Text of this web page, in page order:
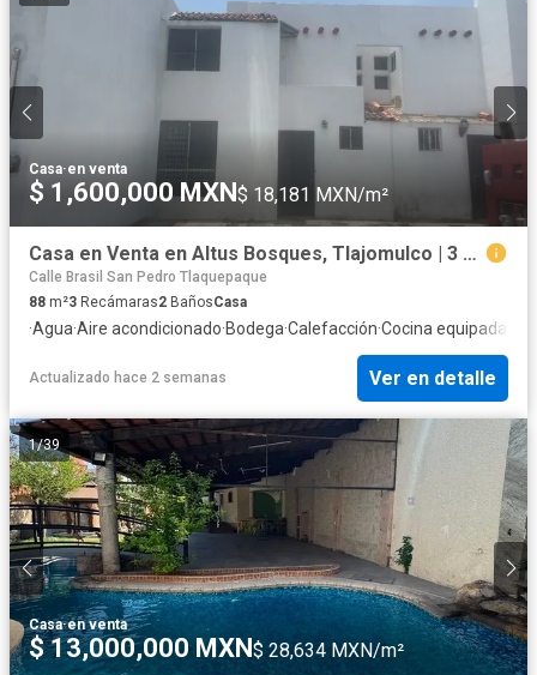
Casa·en venta
$ 1,600,000 MXN $ 18,181 MXN/m²
Casa en Venta en Altus Bosques, Tlajomulco | 3 Recámaras, Áreas Verdes y Seguridad
Calle Brasil San Pedro Tlaquepaque
88 m²3 Recámaras2 BañosCasa
·Agua·Aire acondicionado·Bodega·Calefacción·Cocina equipada
Actualizado hace 2 semanas Ver en detalle
1/39
Casa·en venta
$ 13,000,000 MXN$ 28,634 MXN/m²